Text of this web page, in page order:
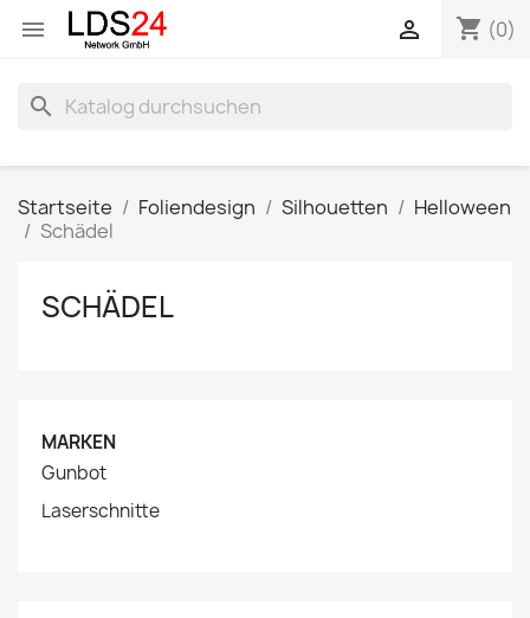
 shopping_cart (0)

search
Startseite Foliendesign Silhouetten
Helloween
Schädel
SCHÄDEL
MARKEN
Gunbot
Laserschnitte